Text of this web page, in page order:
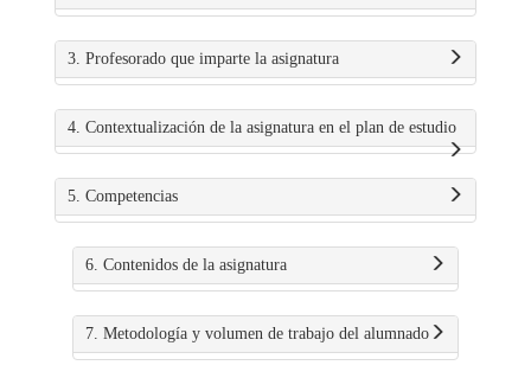
3. Profesorado que imparte la asignatura
4. Contextualización de la asignatura en el plan de estudio
5. Competencias
6. Contenidos de la asignatura
7. Metodología y volumen de trabajo del alumnado